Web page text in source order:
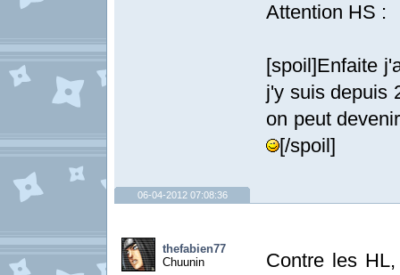
Attention HS :
[spoil]Enfaite
j'y suis depuis
on peut
[/spoil]
06-04-2012 07:08:36
thefabien77
Chuunin
Contre les